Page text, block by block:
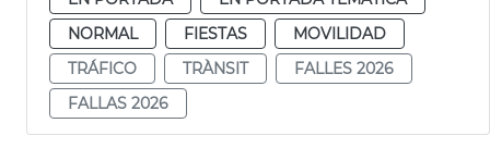
NORMAL
FIESTAS
MOVILIDAD
TRÁFICO
TRÀNSIT
FALLES 2026
FALLAS 2026